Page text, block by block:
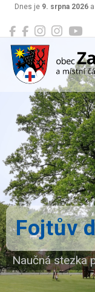
Dnes je 9. srpna 2026
Zašová
Fojtův
Naučná stezka